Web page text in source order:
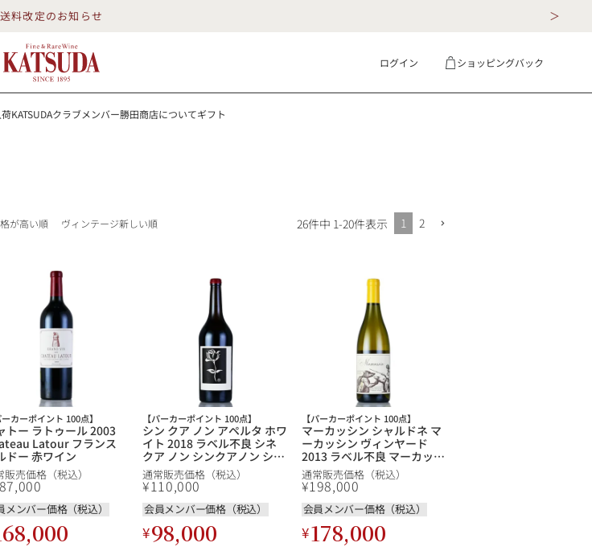
送料改定のお知らせ
ログイン ショッピングバック
KATSUDAクラブメンバー勝田商店についてギフト
送料改定のお知らせ
詳細検索する
勝田商店について
ギフトラッピング
が高い順 ヴィンテージ新しい順 26件中 1-20件表示 1 2
ーカーポイント 100点】
トー ラトゥール 2003
Latour フランス
ドー 赤ワイン
販売価格（税込）
メンバー価格（税込）
【パーカーポイント 100点】
シン クア ノン アペルタ ホワ
イト 2018 ラベル不良 シネ
クア ノン シンクアノン シネ
クアノン Sine Qua Non
Aperta White アメリカ カリ
フォルニア 白ワイン 新入荷
通常販売価格（税込）
¥110,000
会員メンバー価格（税込）
¥98,000
【パーカーポイント 100点】
マーカッシン シャルドネ マ
ーカッシン ヴィンヤード
2013 ラベル不良 マーカッサ
ン Chardonnay Marcassin
Vineyard アメリカ カリフォ
ルニア 白ワイン 新入荷
通常販売価格（税込）
¥198,000
会員メンバー価格（税込）
¥178,000